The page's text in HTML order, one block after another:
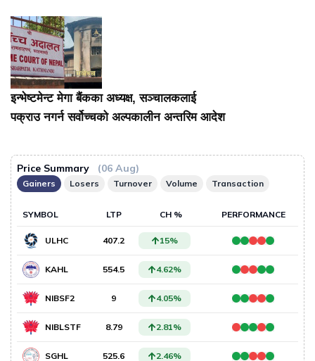
इन्भेष्टमेन्ट मेगा बैंकका अध्यक्ष, सञ्चालकलाई
पक्राउ नगर्न सर्वोच्चको अल्पकालीन अन्तरिम आदेश